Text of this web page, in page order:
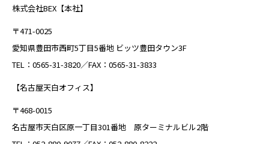
株式会社BEX【本社】
〒471-0025
愛知県豊田市西町5丁目5番地 ビッツ豊田タウン3F
TEL：0565-31-3820／FAX：0565-31-3833
【名古屋天白オフィス】
〒468-0015
名古屋市天白区原一丁目301番地 原ターミナルビル2階